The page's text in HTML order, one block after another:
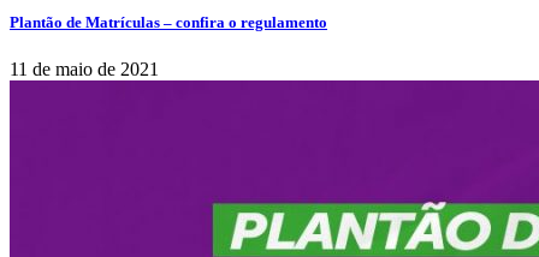
Plantão de Matrículas – confira o regulamento
11 de maio de 2021